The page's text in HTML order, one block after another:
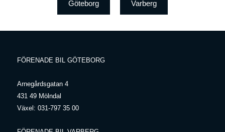
Göteborg Varberg
FÖRENADE BIL GÖTEBORG
Arnegårdsgatan 4
431 49 Mölndal
Växel: 031-797 35 00